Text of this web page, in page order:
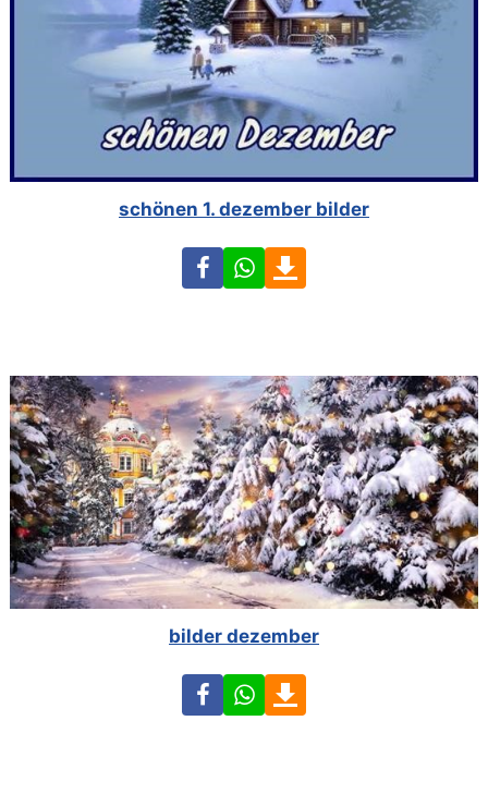
schönen 1. dezember bilder
FacebookWhatsApp
bilder dezember
FacebookWhatsApp